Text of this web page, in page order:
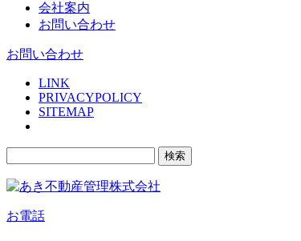
会社案内
お問い合わせ
お問い合わせ
LINK
PRIVACYPOLICY
SITEMAP
お電話